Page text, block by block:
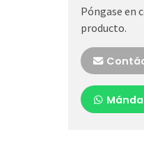
Póngase en
producto.